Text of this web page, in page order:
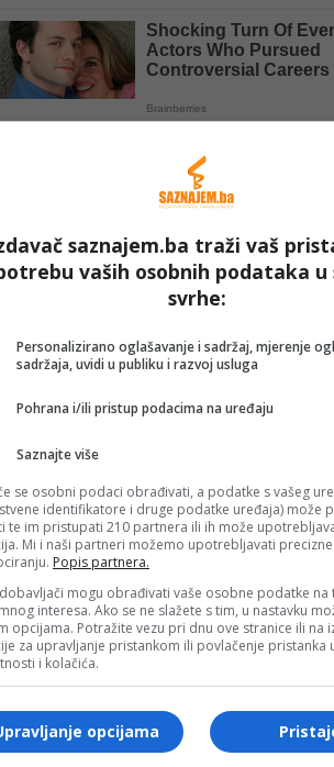
saznajem.ba traži vaš
vaših osobnih podataka u
svrhe:
Personalizirano oglašavanje i sadržaj, mjerenje
sadržaja, uvidi u publiku i razvoj usluga
Pohrana i/ili pristup podacima na uređaju
Saznajte više
se osobni podaci obrađivati, a podatke s vašeg
identifikatore i druge podatke uređaja) može
te im pristupati 210 partnera ili ih može
Mi i naši partneri možemo upotrebljavati
Popis partnera.
mogu obrađivati vaše osobne podatke na
interesa. Ako se ne slažete s tim, u nastavku
opcijama. Potražite vezu pri dnu ove stranice ili na
za upravljanje pristankom ili povlačenje pristanka
i kolačića.
opcijama